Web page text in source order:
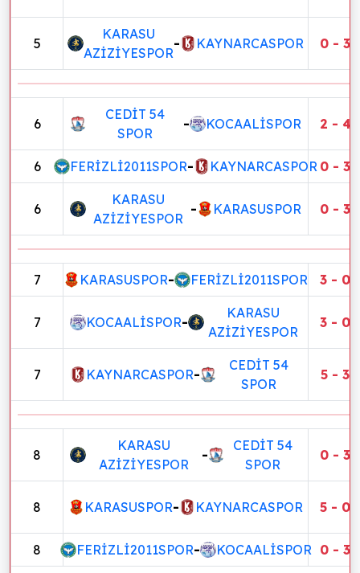
5
KARASU
AZİZİYESPOR
- KAYNARCASPOR 0 - 3
6
CEDİT 54
SPOR
- KOCAALİSPOR 2 - 4
6 FERİZLİ2011SPOR- KAYNARCASPOR 0 - 3
6
KARASU
AZİZİYESPOR
- KARASUSPOR 0 - 3
7 KARASUSPOR- FERİZLİ2011SPOR 3 - 0
7 KOCAALİSPOR-
KARASU
AZİZİYESPOR
3 - 0
7 KAYNARCASPOR-
CEDİT 54
SPOR
5 - 3
8
KARASU
AZİZİYESPOR
-
CEDİT 54
SPOR
0 - 3
8 KARASUSPOR- KAYNARCASPOR 5 - 0
8 FERİZLİ2011SPOR- KOCAALİSPOR 0 - 3